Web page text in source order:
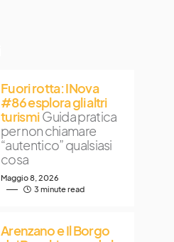
Fuori rotta: INova
#86 esplora gli altri
turismi Guida pratica
per non chiamare
“autentico” qualsiasi
cosa
Maggio 8, 2026
3 minute read
Arenzano e Il Borgo